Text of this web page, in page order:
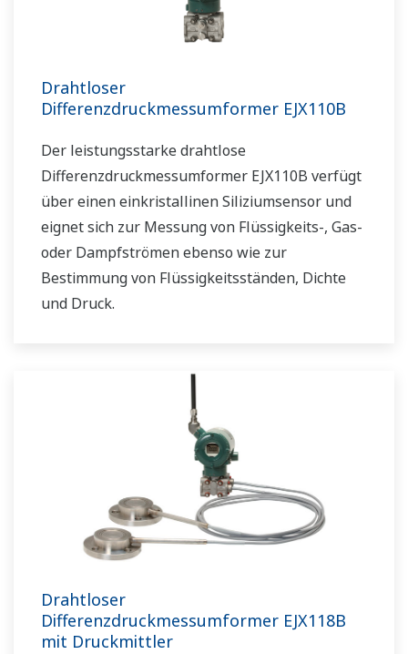
Drahtloser
Differenzdruckmessumformer EJX110B
Der leistungsstarke drahtlose
Differenzdruckmessumformer EJX110B verfügt
über einen einkristallinen Siliziumsensor und
eignet sich zur Messung von Flüssigkeits-, Gas-
oder Dampfströmen ebenso wie zur
Bestimmung von Flüssigkeitsständen, Dichte
und Druck.
Drahtloser
Differenzdruckmessumformer EJX118B
mit Druckmittler